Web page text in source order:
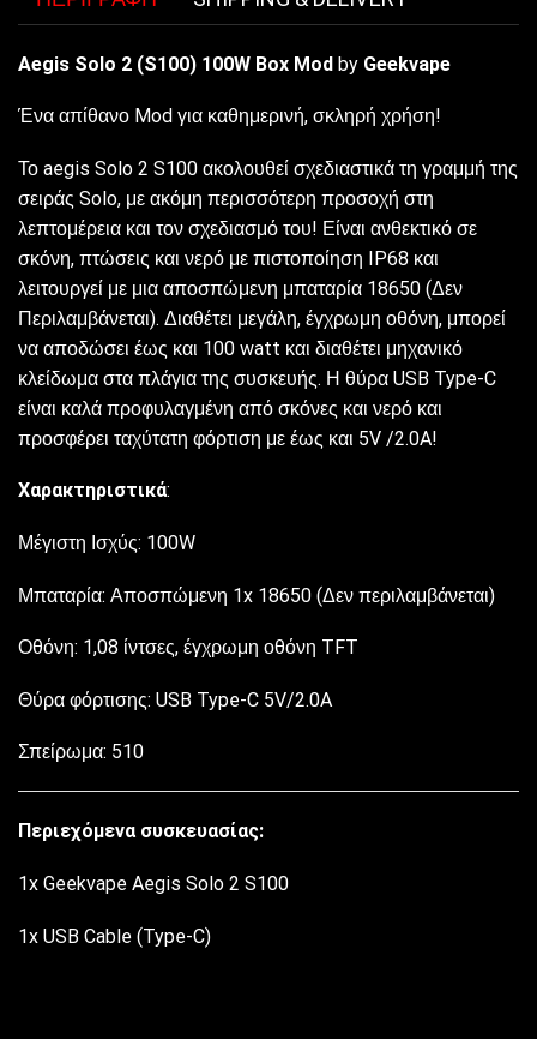
Aegis Solo 2 (S100) 100W Box Mod by Geekvape
Ένα απίθανο Mod για καθημερινή, σκληρή χρήση!
Το aegis Solo 2 S100 ακολουθεί σχεδιαστικά τη γραμμή της
σειράς Solo, με ακόμη περισσότερη προσοχή στη
λεπτομέρεια και τον σχεδιασμό του! Είναι ανθεκτικό σε
σκόνη, πτώσεις και νερό με πιστοποίηση IP68 και
λειτουργεί με μια αποσπώμενη μπαταρία 18650 (Δεν
Περιλαμβάνεται). Διαθέτει μεγάλη, έγχρωμη οθόνη, μπορεί
να αποδώσει έως και 100 watt και διαθέτει μηχανικό
κλείδωμα στα πλάγια της συσκευής. Η θύρα USB Type-C
είναι καλά προφυλαγμένη από σκόνες και νερό και
προσφέρει ταχύτατη φόρτιση με έως και 5V /2.0A!
Χαρακτηριστικά:
Μέγιστη Ισχύς: 100W
Μπαταρία: Αποσπώμενη 1x 18650 (Δεν περιλαμβάνεται)
Οθόνη: 1,08 ίντσες, έγχρωμη οθόνη TFT
Θύρα φόρτισης: USB Type-C 5V/2.0A
Σπείρωμα: 510
Περιεχόμενα συσκευασίας:
1x Geekvape Aegis Solo 2 S100
1x USB Cable (Type-C)